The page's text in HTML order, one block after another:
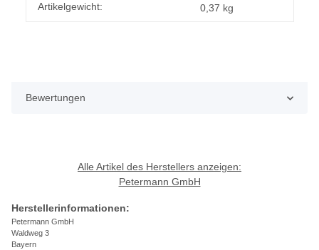
Produkteigenschaft
Wert
Artikelgewicht: 0,37 kg
Bewertungen
Alle Artikel des Herstellers anzeigen:
Petermann GmbH
Herstellerinformationen:
Petermann GmbH
Waldweg 3
Bayern